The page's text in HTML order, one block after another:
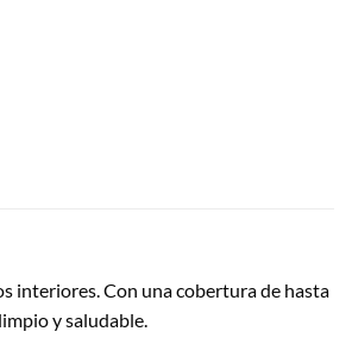
interiores. Con una cobertura de hasta
y saludable.